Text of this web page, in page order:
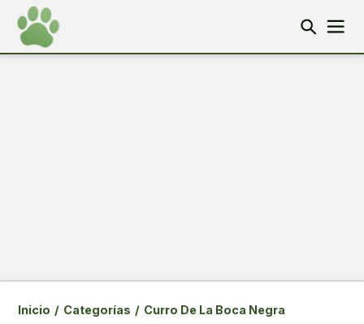
Inicio / Categorías / Curro De La Boca Negra